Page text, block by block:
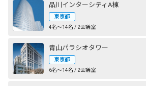
品川インターシティA棟
東京都
4名〜14名 / 2会議室
青山パラシオタワー
東京都
6名〜14名 / 2会議室